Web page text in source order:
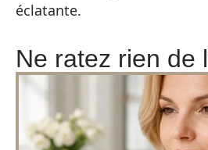
éclatante.
Ne ratez rien de